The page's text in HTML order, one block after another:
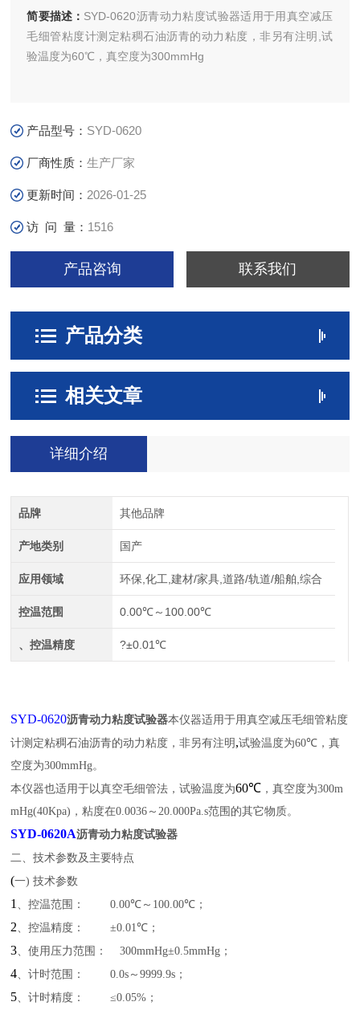
简要描述： SYD-0620沥青动力粘度试验器‍适用于用真空减压
毛细管粘度计测定粘稠石油沥青的动力粘度，非另有注明,试
验温度为60℃，真空度为300mmHg
产品型号： SYD-0620
厂商性质：生产厂家
更新时间： 2026-01-25
访 问 量： 1516
产品咨询 联系我们
产品分类
相关文章
详细介绍
品牌 其他品牌
产地类别 国产
应用领域 环保,化工,建材/家具,道路/轨道/船舶,综合
控温范围 0.00℃～100.00℃
、控温精度 ?±0.01℃
SYD-0620沥青动力粘度试验器本仪器适用于用真空减压毛细管粘度
计测定粘稠石油沥青的动力粘度，非另有注明 ,试验温度为60℃ ，真
空度为300mmHg。
本仪器也适用于以真空毛细管法，试验温度为60℃ ，真空度为300m
mHg(40Kpa) ，粘度在0.0036 ～20.000Pa.s范围的其它物质。
SYD-0620A沥青动力粘度试验器
二、技术参数及主要特点
(一)技术参数
1 、控温范围： 0.00℃ ～ 100.00℃ ；
2、控温精度： ±0.01℃ ；
3、使用压力范围： 300mmHg±0.5mmHg ；
4、计时范围： 0.0s ～9999.9s ；
5、计时精度： ≤0.05% ；